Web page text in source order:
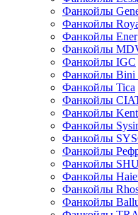
Фанкойлы
Фанкойлы
Фанкойлы
Фанкойлы
Фанкойлы IGC
Фанкойлы Bini
Фанкойлы Tica
Фанкойлы
Фанкойлы
Фанкойлы
Фанкойлы
Фанкойлы
Фанкойлы
Фанкойлы
Фанкойлы
Фанкойлы